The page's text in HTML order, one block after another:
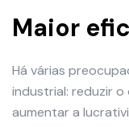
Maior
Há várias
industrial: reduzir
aumentar a